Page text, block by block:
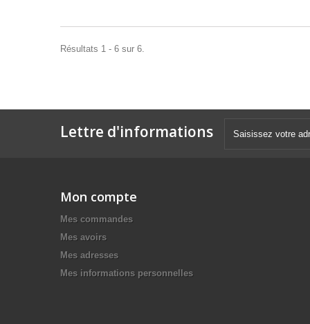
Résultats 1 - 6 sur 6.
Lettre d'informations
Mon compte
Mes commandes
Mes avoirs
Mes adresses
Mes informations personnelles